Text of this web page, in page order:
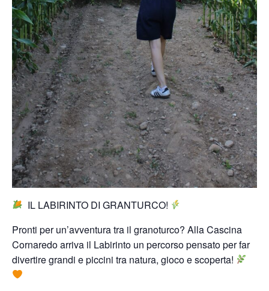
IL LABIRINTO DI GRANTURCO!
Pronti per un’avventura tra il granoturco? Alla Cascina
Cornaredo arriva il Labirinto un percorso pensato per far
divertire grandi e piccini tra natura, gioco e scoperta!